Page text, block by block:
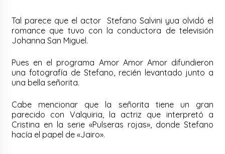
Tal parece que el actor Stefano Salvini yua olvidó el
romance que tuvo con la conductora de televisión
Johanna San Miguel.
Pues en el programa Amor Amor Amor difundieron
una fotografía de Stefano, recién levantado junto a
una bella señorita.
Cabe mencionar que la señorita tiene un gran
parecido con Valquiria, la actriz que interpretó a
Cristina en la serie «Pulseras rojas», donde Stefano
hacía el papel de «Jairo».